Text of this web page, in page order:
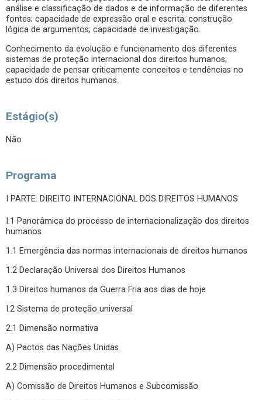
análise e classificação de dados e de informação de diferentes
fontes; capacidade de expressão oral e escrita; construção
lógica de argumentos; capacidade de investigação.
Conhecimento da evolução e funcionamento dos diferentes
sistemas de proteção internacional dos direitos humanos;
capacidade de pensar criticamente conceitos e tendências no
estudo dos direitos humanos.
Estágio(s)
Não
Programa
I PARTE: DIREITO INTERNACIONAL DOS DIREITOS HUMANOS
I.1 Panorâmica do processo de internacionalização dos direitos
humanos
1.1 Emergência das normas internacionais de direitos humanos
1.2 Declaração Universal dos Direitos Humanos
1.3 Direitos humanos da Guerra Fria aos dias de hoje
I.2 Sistema de proteção universal
2.1 Dimensão normativa
A) Pactos das Nações Unidas
2.2 Dimensão procedimental
A) Comissão de Direitos Humanos e Subcomissão